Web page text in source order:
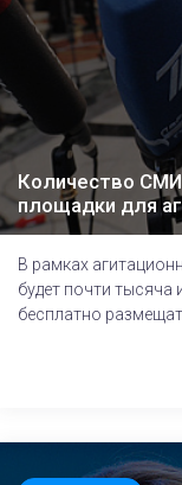
Количество
площадки для
В рамках
будет почти
бесплатно